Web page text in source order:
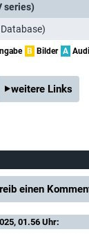
series)
B Bilder A
weitere Links
einen
01.56 Uhr: